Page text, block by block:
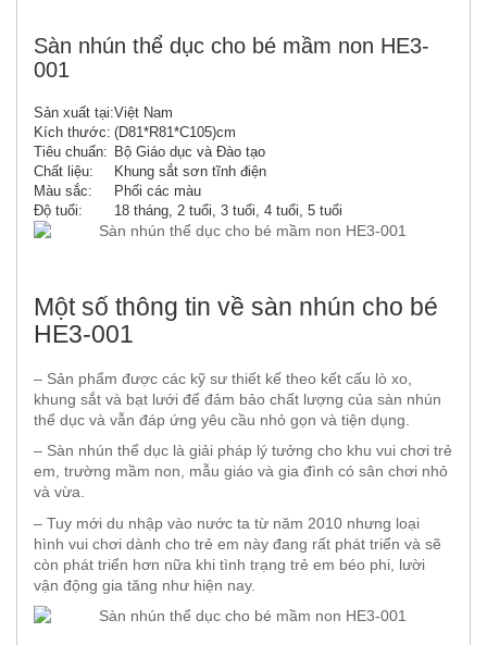
Sàn nhún thể dục cho bé mầm non HE3-
001
Sản xuất tại:Việt Nam
Kích thước: (D81*R81*C105)cm
Tiêu chuẩn: Bộ Giáo dục và Đào tạo
Chất liệu:
Khung sắt sơn tĩnh điện
Màu sắc:
Phối các màu
Độ tuổi:
18 tháng, 2 tuổi, 3 tuổi, 4 tuổi, 5 tuổi
Một số thông tin về sàn nhún cho bé
HE3-001
– Sản phẩm được các kỹ sư thiết kế theo kết cấu lò xo,
khung sắt và bạt lưới để đảm bảo chất lượng của sàn nhún
thể dục và vẫn đáp ứng yêu cầu nhỏ gọn và tiện dụng.
– Sàn nhún thể dục là giải pháp lý tưởng cho khu vui chơi trẻ
em, trường mầm non, mẫu giáo và gia đình có sân chơi nhỏ
và vừa.
– Tuy mới du nhập vào nước ta từ năm 2010 nhưng loại
hình vui chơi dành cho trẻ em này đang rất phát triển và sẽ
còn phát triển hơn nữa khi tình trạng trẻ em béo phi, lười
vận động gia tăng như hiện nay.